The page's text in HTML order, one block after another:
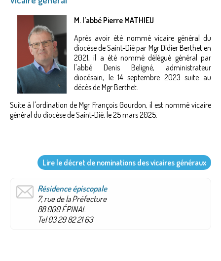
M. l’abbé Pierre MATHIEU
Après avoir été nommé vicaire général du
diocèse de Saint-Dié par Mgr Didier Berthet en
2021, il a été nommé délégué général par
l'abbé Denis Beligné, administrateur
diocésain, le 14 septembre 2023 suite au
décès de Mgr Berthet.
Suite à l'ordination de Mgr François Gourdon, il est nommé vicaire
général du diocèse de Saint-Dié, le 25 mars 2025.
Lire le décret de nominations des vicaires généraux
Résidence épiscopale
7, rue de la Préfecture
88 000 ÉPINAL
Tel 03 29 82 21 63